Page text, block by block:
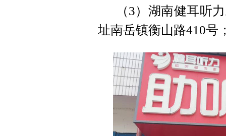
（3）湖南健耳听
址南岳镇衡山路410号